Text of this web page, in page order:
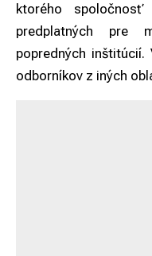
ktorého
predplatných pre
popredných
odborníkov z iných